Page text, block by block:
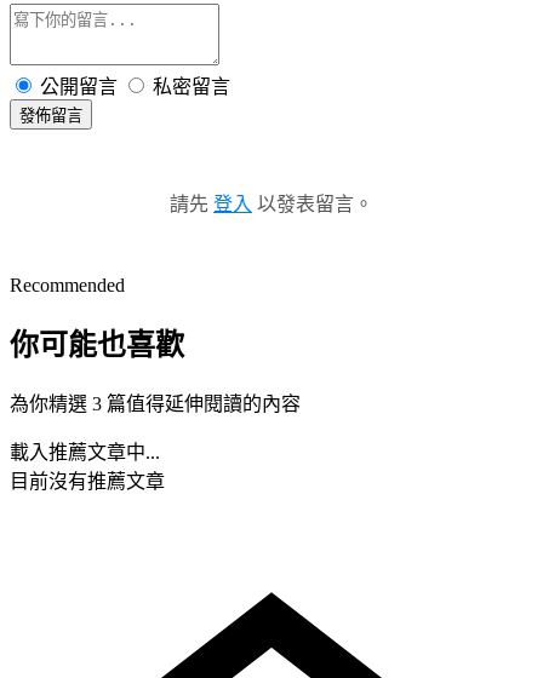
公開留言 私密留言
發佈留言
請先 登入 以發表留言。
Recommended
你可能也喜歡
為你精選 3 篇值得延伸閱讀的內容
載入推薦文章中...
目前沒有推薦文章